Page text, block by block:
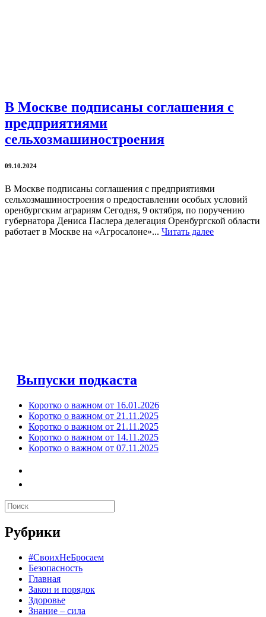
В Москве подписаны соглашения с
предприятиями
сельхозмашиностроения
09.10.2024
В Москве подписаны соглашения с предприятиями
сельхозмашиностроения о предоставлении особых условий
оренбургским аграриям Сегодня, 9 октября, по поручению
губернатора Дениса Паслера делегация Оренбургской области
работает в Москве на «Агросалоне»... Читать далее
Выпуски подкаста
Коротко о важном от 16.01.2026
Коротко о важном от 21.11.2025
Коротко о важном от 21.11.2025
Коротко о важном от 14.11.2025
Коротко о важном от 07.11.2025
Рубрики
#СвоихНеБросаем
Безопасность
Главная
Закон и порядок
Здоровье
Знание – сила